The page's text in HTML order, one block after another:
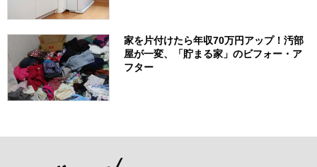
家を片付けたら年収70万円アップ！汚部
屋が一変、「貯まる家」のビフォー・ア
フター